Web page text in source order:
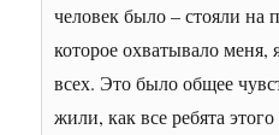
человек было – стояли на
которое охватывало меня,
всех. Это было общее
жили, как все ребята